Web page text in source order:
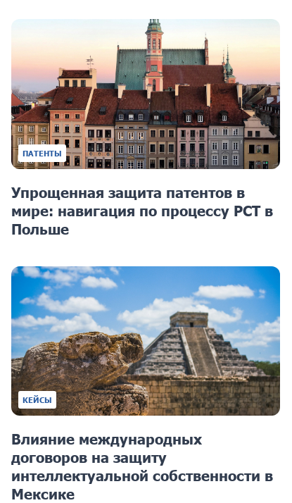
ПАТЕНТЫ
Упрощенная защита патентов в
мире: навигация по процессу PCT в
Польше
КЕЙСЫ
Влияние международных
договоров на защиту
интеллектуальной собственности в
Мексике